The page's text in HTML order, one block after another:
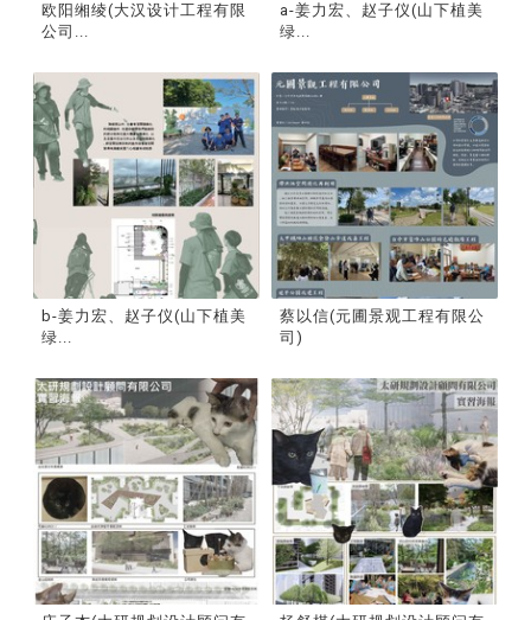
欧阳缃绫(大汉设计工程有限
公司...
a-姜力宏、赵子仪(山下植美
绿...
b-姜力宏、赵子仪(山下植美
绿...
蔡以信(元圃景观工程有限公
司)